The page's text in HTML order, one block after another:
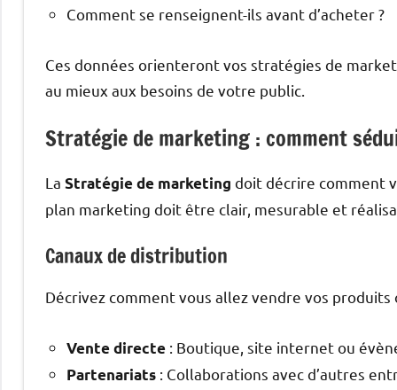
Comment se renseignent-ils avant d’acheter ?
Ces données orienteront vos stratégies de
au mieux aux besoins de votre public.
Stratégie de marketing : comment
La Stratégie de marketing doit décrire comment
plan marketing doit être clair, mesurable et
Canaux de distribution
Décrivez comment vous allez vendre vos produits
Vente directe : Boutique, site internet ou
Partenariats : Collaborations avec d’autres